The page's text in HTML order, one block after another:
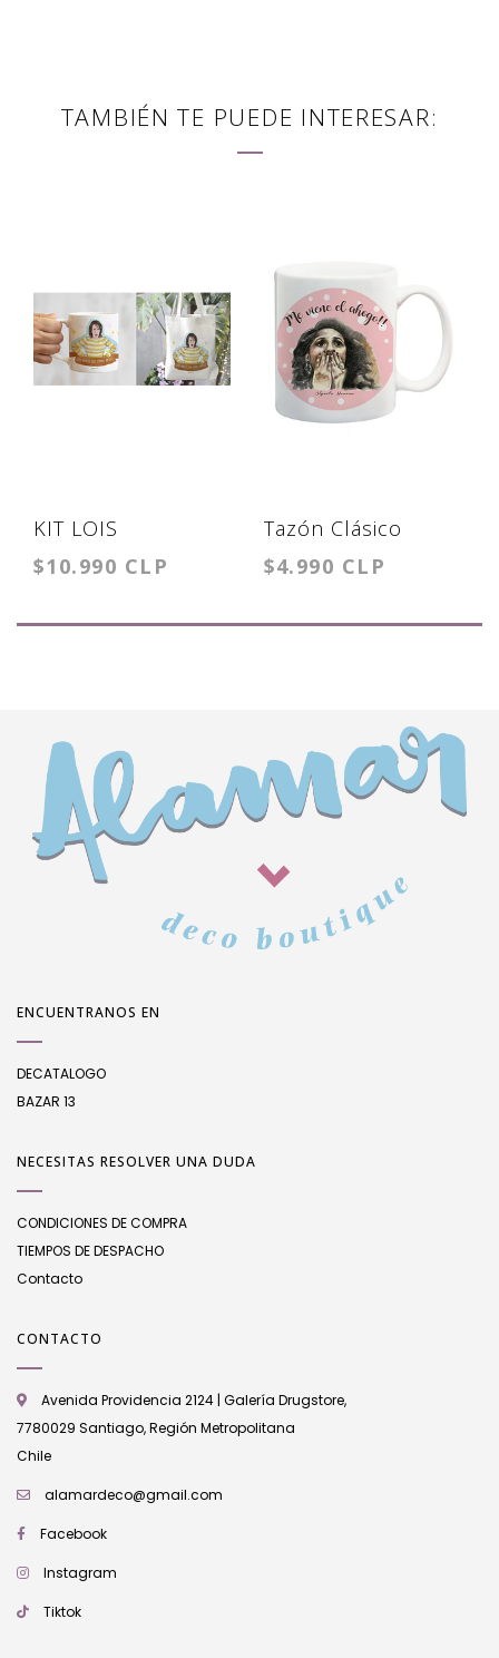
TAMBIÉN TE PUEDE INTERESAR:
KIT LOIS
$10.990 CLP
Tazón Clásico
Olguita Marina
$4.990 CLP
ENCUENTRANOS EN
DECATALOGO
BAZAR 13
NECESITAS RESOLVER UNA DUDA
CONDICIONES DE COMPRA
TIEMPOS DE DESPACHO
Contacto
CONTACTO
Avenida Providencia 2124 | Galería Drugstore,
7780029 Santiago, Región Metropolitana
Chile
alamardeco@gmail.com
Facebook
Instagram
Tiktok